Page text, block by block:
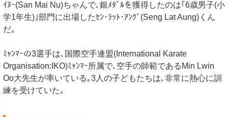
ｲﾇｰ(San Mai Nu)ちゃんで､銀ﾒﾀﾞﾙを獲得したのは｢6歳男子(小
学1年生)｣部門に出場したｾﾝ･ﾗｯﾄ･ｱﾝｸﾞ(Seng Lat Aung)くん
だ｡
ﾐｬﾝﾏｰの3選手は､国際空手連盟(International Karate
Organisation:IKO)ﾐｬﾝﾏｰ所属で､空手の師範であるMin Lwin
Oo大先生が率いている｡3人の子どもたちは､非常に熱心に訓
練を受けていた｡